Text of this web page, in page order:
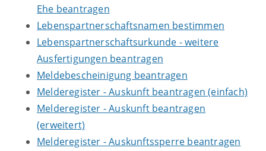
Ehe beantragen
Lebenspartnerschaftsnamen bestimmen
Lebenspartnerschaftsurkunde - weitere
Ausfertigungen beantragen
Meldebescheinigung beantragen
Melderegister - Auskunft beantragen (einfach)
Melderegister - Auskunft beantragen
(erweitert)
Melderegister - Auskunftssperre beantragen